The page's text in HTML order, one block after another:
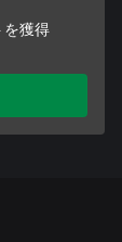
を獲得